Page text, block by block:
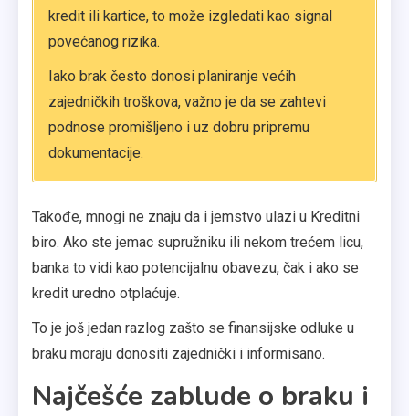
kredit ili kartice, to može izgledati kao signal
povećanog rizika.
Iako brak često donosi planiranje većih
zajedničkih troškova, važno je da se zahtevi
podnose promišljeno i uz dobru pripremu
dokumentacije.
Takođe, mnogi ne znaju da i jemstvo ulazi u Kreditni
biro. Ako ste jemac supružniku ili nekom trećem licu,
banka to vidi kao potencijalnu obavezu, čak i ako se
kredit uredno otplaćuje.
To je još jedan razlog zašto se finansijske odluke u
braku moraju donositi zajednički i informisano.
Najčešće zablude o braku i